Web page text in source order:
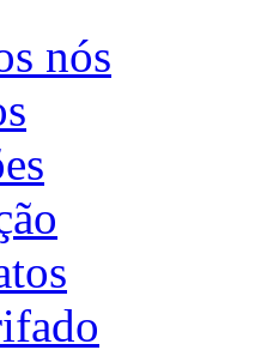
nós